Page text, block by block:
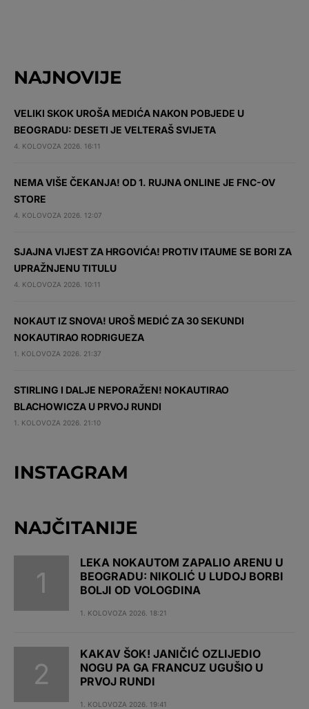
NAJNOVIJE
VELIKI SKOK UROŠA MEDIĆA NAKON POBJEDE U
BEOGRADU: DESETI JE VELTERAŠ SVIJETA
4. KOLOVOZA 2026. 16:11
NEMA VIŠE ČEKANJA! OD 1. RUJNA ONLINE JE FNC-OV
STORE
4. KOLOVOZA 2026. 12:07
SJAJNA VIJEST ZA HRGOVIĆA! PROTIV ITAUME SE BORI ZA
UPRAŽNJENU TITULU
4. KOLOVOZA 2026. 10:11
NOKAUT IZ SNOVA! UROŠ MEDIĆ ZA 30 SEKUNDI
NOKAUTIRAO RODRIGUEZA
1. KOLOVOZA 2026. 21:37
STIRLING I DALJE NEPORAŽEN! NOKAUTIRAO
BLACHOWICZA U PRVOJ RUNDI
1. KOLOVOZA 2026. 21:10
INSTAGRAM
NAJČITANIJE
LEKA NOKAUTOM ZAPALIO ARENU U
BEOGRADU: NIKOLIĆ U LUDOJ BORBI
BOLJI OD VOLOGDINA
1. KOLOVOZA 2026. 18:21
KAKAV ŠOK! JANIČIĆ OZLIJEDIO
NOGU PA GA FRANCUZ UGUŠIO U
PRVOJ RUNDI
1. KOLOVOZA 2026. 19:41